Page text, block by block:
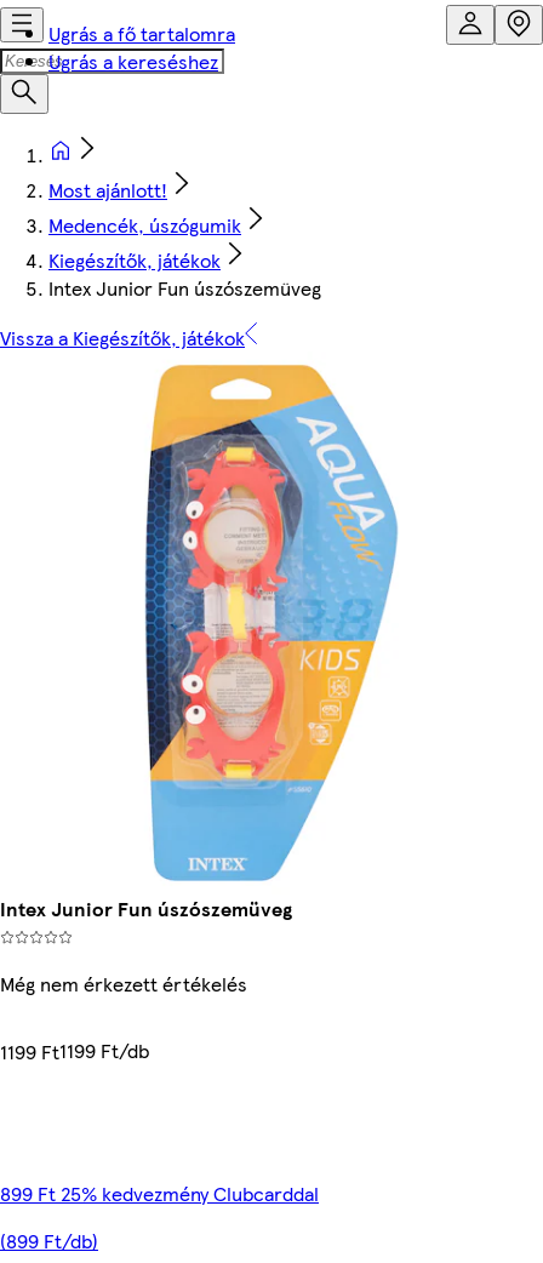
Ugrás a fő tartalomra
Ugrás a kereséshez
Most ajánlott!
Medencék, úszógumik
Kiegészítők, játékok
Intex Junior Fun úszószemüveg
Vissza a Kiegészítők, játékok
Intex Junior Fun úszószemüveg
Még nem érkezett értékelés
1199 Ft1199 Ft/db
899 Ft 25% kedvezmény Clubcarddal
(899 Ft/db)